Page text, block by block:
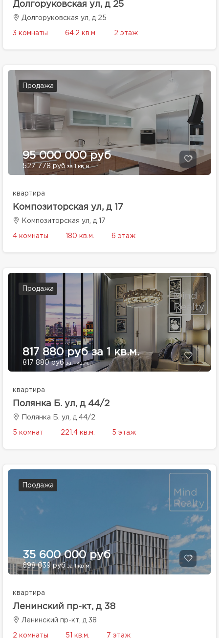
Долгоруковская ул, д 25
Долгоруковская ул, д 25
3 комнаты 64.2 кв.м. 2 этаж
Продажа
95 000 000 руб
527 778 руб за 1 кв.м.
квартира
Композиторская ул, д 17
Композиторская ул, д 17
4 комнаты 180 кв.м. 6 этаж
Продажа
817 880 руб за 1 кв.м.
817 880 руб за 1 кв.м.
квартира
Полянка Б. ул, д 44/2
Полянка Б. ул, д 44/2
5 комнат 221.4 кв.м. 5 этаж
Продажа
35 600 000 руб
698 039 руб за 1 кв.м.
квартира
Ленинский пр-кт, д 38
Ленинский пр-кт, д 38
2 комнаты 51 кв.м. 7 этаж